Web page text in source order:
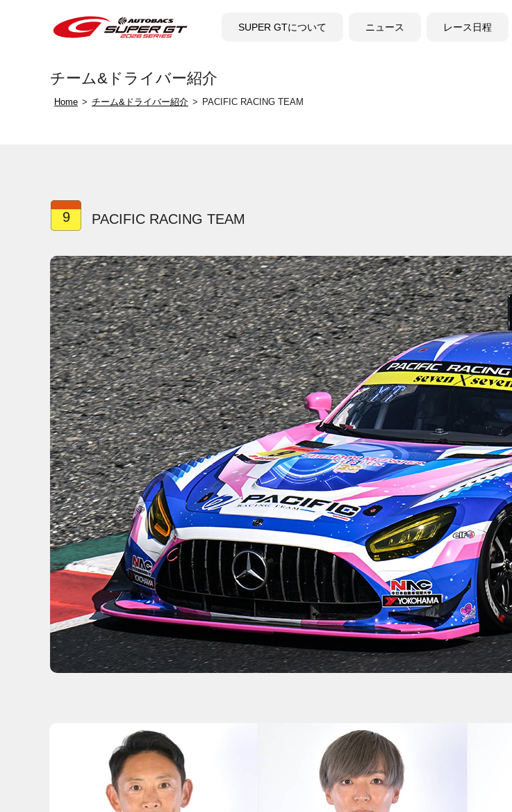
SUPER GTについて ニュース レース日程
チーム&ドライバー紹介
Home チーム&ドライバー紹介 PACIFIC RACING TEAM
9 PACIFIC RACING TEAM